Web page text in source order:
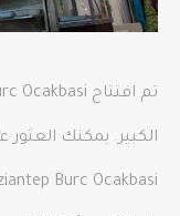
الكبير. يمكنك